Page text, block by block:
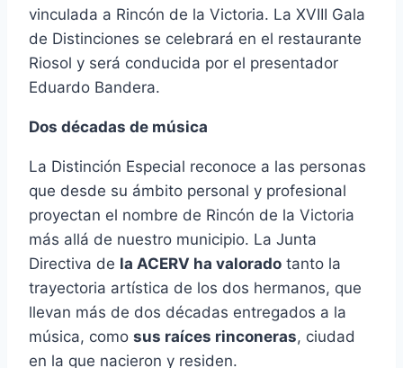
vinculada a Rincón de la Victoria. La XVIII Gala
de Distinciones se celebrará en el restaurante
Riosol y será conducida por el presentador
Eduardo Bandera.
Dos décadas de música
La Distinción Especial reconoce a las personas
que desde su ámbito personal y profesional
proyectan el nombre de Rincón de la Victoria
más allá de nuestro municipio. La Junta
Directiva de la ACERV ha valorado tanto la
trayectoria artística de los dos hermanos, que
llevan más de dos décadas entregados a la
música, como sus raíces rinconeras, ciudad
en la que nacieron y residen.